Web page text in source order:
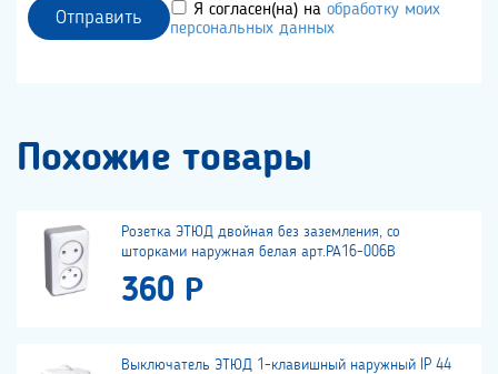
Отправить Я согласен(на) на обработку моих
персональных данных
Похожие товары
Розетка ЭТЮД двойная без заземления, со
шторками наружная белая арт.РА16-006В
360 Р
Выключатель ЭТЮД 1-клавишный наружный IP 44